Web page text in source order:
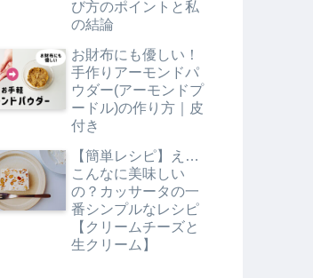
び方のポイントと私
の結論
お財布にも優しい！
手作りアーモンドパ
ウダー(アーモンドプ
ードル)の作り方｜皮
付き
【簡単レシピ】え…
こんなに美味しい
の？カッサータの一
番シンプルなレシピ
【クリームチーズと
生クリーム】